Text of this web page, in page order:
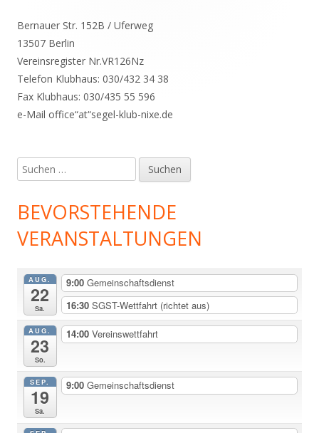
Seitenleiste
Bernauer Str. 152B / Uferweg
13507 Berlin
Vereinsregister Nr.VR126Nz
Telefon Klubhaus: 030/432 34 38
Fax Klubhaus: 030/435 55 596
e-Mail office“at“segel-klub-nixe.de
Suchen
nach:
BEVORSTEHENDE
VERANSTALTUNGEN
AUG.
22
Sa.
9:00 Gemeinschaftsdienst
16:30 SGST-Wettfahrt (richtet aus)
AUG.
23
So.
14:00 Vereinswettfahrt
SEP.
19
Sa.
9:00 Gemeinschaftsdienst